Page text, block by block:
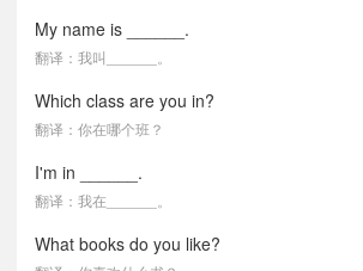
My name is ______.
翻译：我叫______。
Which class are you in?
翻译：你在哪个班？
I'm in ______.
翻译：我在______。
What books do you like?